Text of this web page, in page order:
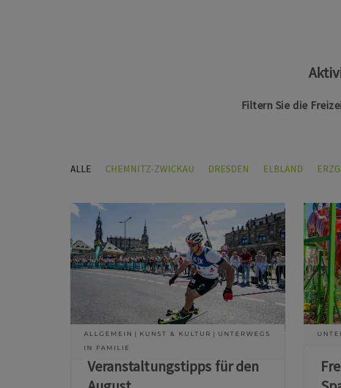
Filtern Sie die
ALLE CHEMNITZ-ZWICKAU DRESDEN ELBLAND
ALLGEMEIN KUNST & KULTUR
UNTERWEGS
IN FAMILIE
Veranstaltungstipps für den